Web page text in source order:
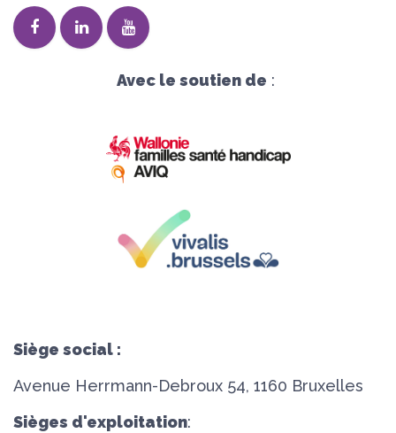
Avec le soutien de :
Siège social :
Avenue Herrmann-Debroux 54, 1160 Bruxelles
Sièges d'exploitation: